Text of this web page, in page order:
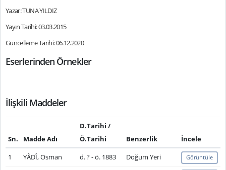
Yazar: TUNA YILDIZ
Yayın Tarihi: 03.03.2015
Güncelleme Tarihi: 06.12.2020
Eserlerinden Örnekler
İlişkili Maddeler
Sn. Madde Adı
D.Tarihi /
Ö.Tarihi
Benzerlik
İncele
1
YÂDÎ, Osman d. ? - ö. 1883 Doğum Yeri Görüntüle